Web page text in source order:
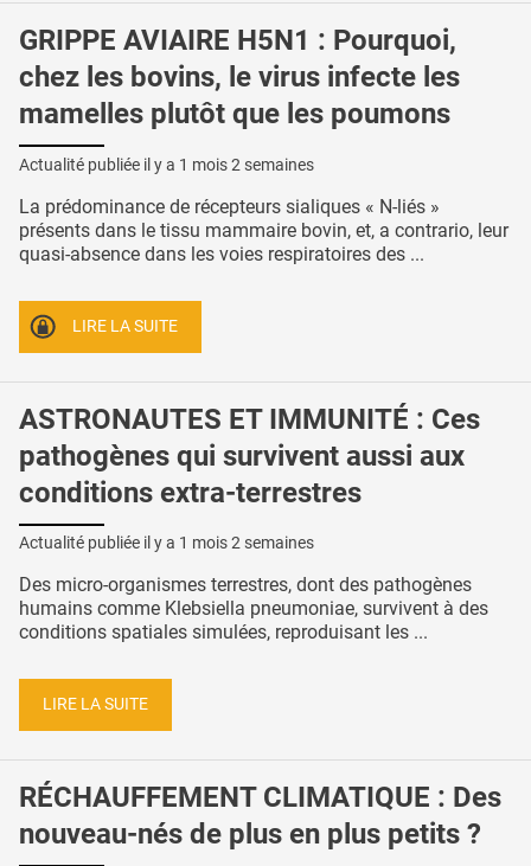
GRIPPE AVIAIRE H5N1 : Pourquoi,
chez les bovins, le virus infecte les
mamelles plutôt que les poumons
Actualité publiée il y a 1 mois 2 semaines
La prédominance de récepteurs sialiques « N-liés »
présents dans le tissu mammaire bovin, et, a contrario, leur
quasi-absence dans les voies respiratoires des ...
LIRE LA SUITE
ASTRONAUTES ET IMMUNITÉ : Ces
pathogènes qui survivent aussi aux
conditions extra-terrestres
Actualité publiée il y a 1 mois 2 semaines
Des micro-organismes terrestres, dont des pathogènes
humains comme Klebsiella pneumoniae, survivent à des
conditions spatiales simulées, reproduisant les ...
LIRE LA SUITE
RÉCHAUFFEMENT CLIMATIQUE : Des
nouveau-nés de plus en plus petits ?